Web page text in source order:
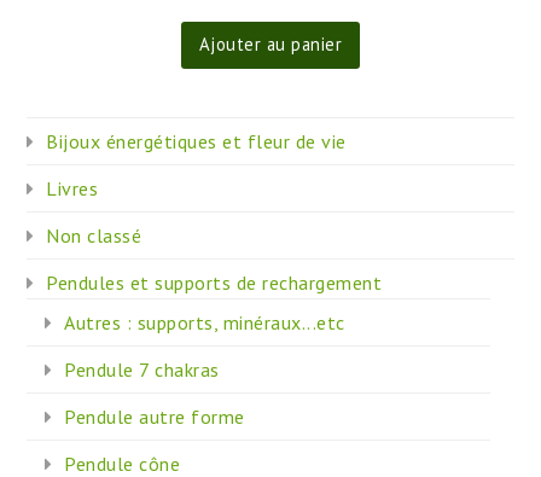
Ajouter au panier
Bijoux énergétiques et fleur de vie
Livres
Non classé
Pendules et supports de rechargement
Autres : supports, minéraux...etc
Pendule 7 chakras
Pendule autre forme
Pendule cône